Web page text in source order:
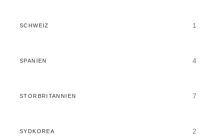
SCHWEIZ 1
SPANIEN 4
STORBRITANNIEN 7
SYDKOREA 2